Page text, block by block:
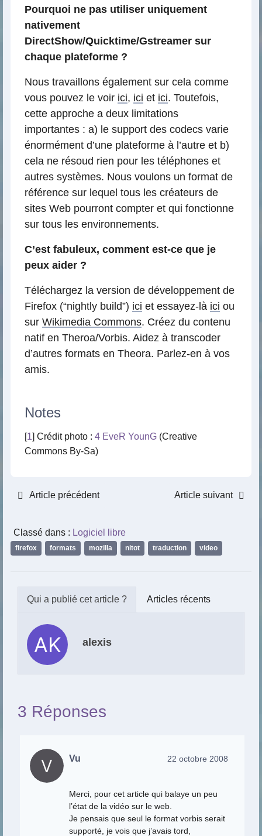
Pourquoi ne pas utiliser uniquement
nativement
DirectShow/Quicktime/Gstreamer sur
chaque plateforme ?
Nous travaillons également sur cela comme
vous pouvez le voir ici, ici et ici. Toutefois,
cette approche a deux limitations
importantes : a) le support des codecs varie
énormément d’une plateforme à l’autre et b)
cela ne résoud rien pour les téléphones et
autres systèmes. Nous voulons un format de
référence sur lequel tous les créateurs de
sites Web pourront compter et qui fonctionne
sur tous les environnements.
C’est fabuleux, comment est-ce que je
peux aider ?
Téléchargez la version de développement de
Firefox (“nightly build”) ici et essayez-là ici ou
sur Wikimedia Commons. Créez du contenu
natif en Theroa/Vorbis. Aidez à transcoder
d’autres formats en Theora. Parlez-en à vos
amis.
Notes
[1] Crédit photo : 4 EveR YounG (Creative
Commons By-Sa)
Article précédent Article suivant
Classé dans : Logiciel libre
firefox formats mozilla nitot traduction video
Articles récents
alexis
3 Réponses
Vu 22 octobre 2008
Merci, pour cet article qui balaye un peu
l’état de la vidéo sur le web.
Je pensais que seul le format vorbis serait
supporté, je vois que j’avais tord,